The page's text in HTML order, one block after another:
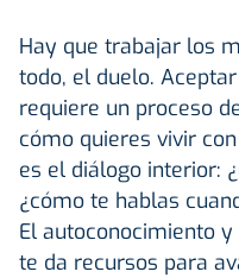
Hay que trabajar los
todo, el duelo.
requiere un proceso
cómo quieres vivir
es el diálogo interior:
¿cómo te hablas
El autoconocimiento
te da recursos para